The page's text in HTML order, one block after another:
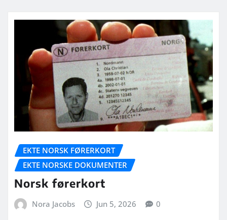
EKTE NORSK FØRERKORT
EKTE NORSKE DOKUMENTER
Norsk førerkort
Nora Jacobs Jun 5, 2026 0